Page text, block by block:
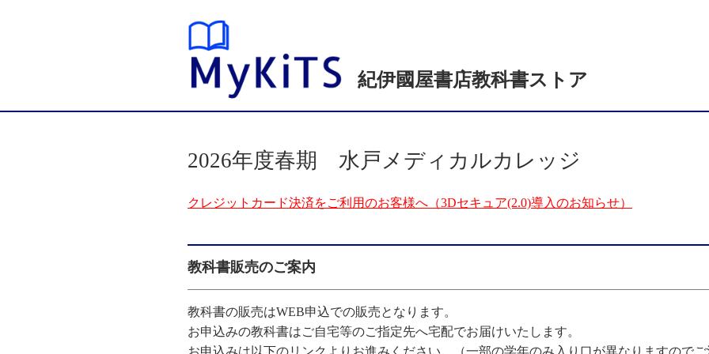
紀伊國屋書店教科書ストア
2026年度春期 水戸メディカルカレッジ
クレジットカード決済をご利用のお客様へ（3Dセキュア(2.0)導入のお知らせ）
教科書販売のご案内
教科書の販売はWEB申込での販売となります。
お申込みの教科書はご自宅等のご指定先へ宅配でお届けいたします。